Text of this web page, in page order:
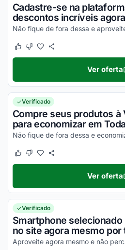
Cadastre-se na
descontos incríveis
Este cupom funcionou
Este cupom não funcionou
Ver oferta
Verificado
Compre seus produtos à
para economizar em
Este cupom funcionou
Este cupom não funcionou
Ver oferta
Verificado
Smartphone
no site agora mesmo